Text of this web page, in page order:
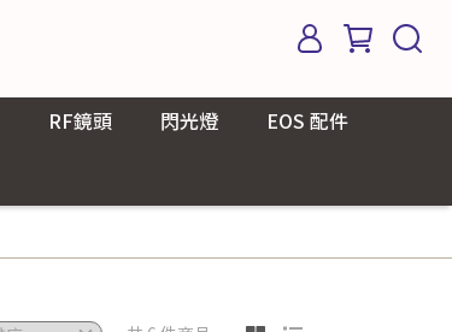
RF鏡頭 閃光燈
EOS 配件